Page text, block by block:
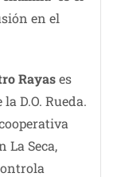
en el
Rayases
D.O. Rueda.
La Seca,